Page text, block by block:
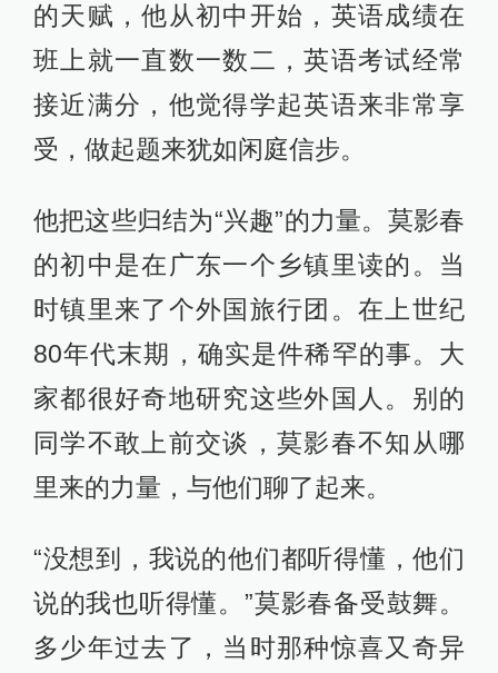
的天赋，他从初中开始，英语成绩在
班上就一直数一数二，英语考试经常
接近满分，他觉得学起英语来非常享
受，做起题来犹如闲庭信步。
他把这些归结为“兴趣”的力量。莫影春
的初中是在广东一个乡镇里读的。当
时镇里来了个外国旅行团。在上世纪
80年代末期，确实是件稀罕的事。大
家都很好奇地研究这些外国人。别的
同学不敢上前交谈，莫影春不知从哪
里来的力量，与他们聊了起来。
“没想到，我说的他们都听得懂，他们
说的我也听得懂。”莫影春备受鼓舞。
多少年过去了，当时那种惊喜又奇异